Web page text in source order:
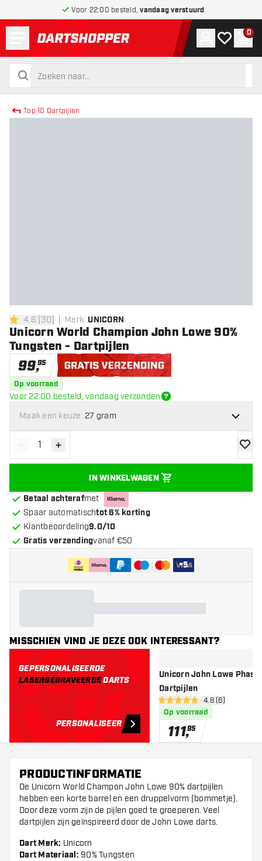
Voor 22:00 besteld,vandaag verstuurd
terug naar home pagina
zoeken
zoeken
Account
Mijn 0
Top 10 Dartpijlen
4.6 score sterren
4.6 [30] Merk: UNICORN
Unicorn World Champion John Lowe 90%
Tungsten - Dartpijlen
99,95
Gratis verzending
Op voorraad
Voor 22:00 besteld, vandaag verzonden
Maak een keuze: 27 gram
Verminder hoeveelheid
- Verhoog hoeveelheid
+
IN WINKELWAGEN
Betaal achterafmet
Spaar automatischtot 6% korting
Klantbeoordeling9.0/10
Gratis verzendingvanaf €50
+5
MISSCHIEN VIND JE DEZE OOK INTERESSANT?
GEPERSONALISEERDE
LASERGEGRAVEERDEDARTS
PERSONALISEER
Unicorn John Lowe Phase
Dartpijlen
open reviews
4.8 score sterren4.8 (6)
Op voorraad
111,95
PRODUCTINFORMATIE
De Unicorn World Champon John Lowe 90% dartpijlen
hebben een korte barrel en een druppelvorm (bommetje).
Door deze vorm zijn de pijlen goed te groeperen. Veel
dartpijlen zijn geïnspireerd door de John Lowe darts.
Dart Merk: Unicorn
Dart Materiaal: 90% Tungsten